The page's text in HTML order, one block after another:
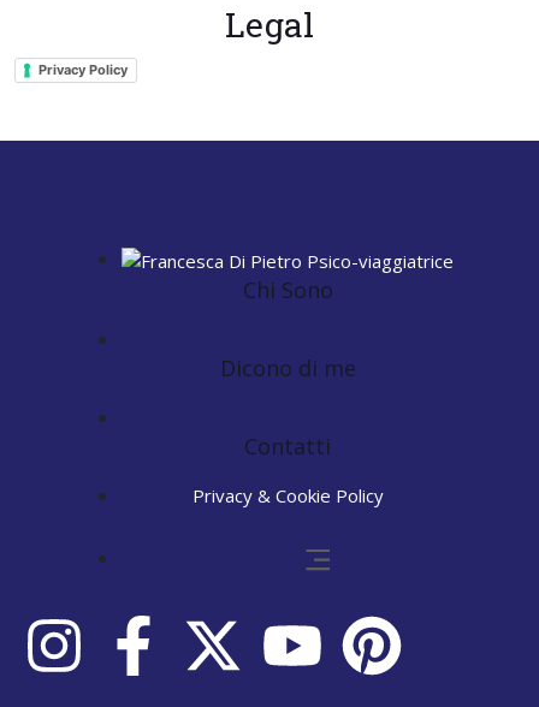
Legal
Privacy Policy
Chi Sono
Dicono di me
Contatti
Privacy & Cookie Policy